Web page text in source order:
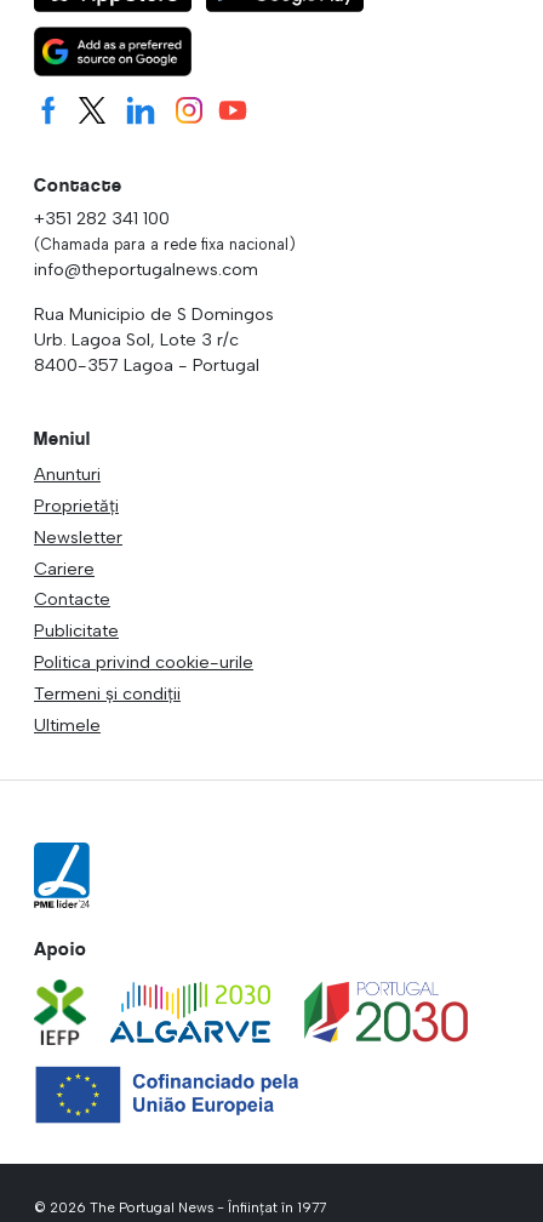
Contacte
+351 282 341 100
(Chamada para a rede fixa nacional)
info@theportugalnews.com
Rua Municipio de S Domingos
Urb. Lagoa Sol, Lote 3 r/c
8400-357 Lagoa - Portugal
Meniul
Anunturi
Proprietăți
Newsletter
Cariere
Contacte
Publicitate
Politica privind cookie-urile
Termeni și condiții
Ultimele
Apoio
© 2026 The Portugal News - Înființat în 1977